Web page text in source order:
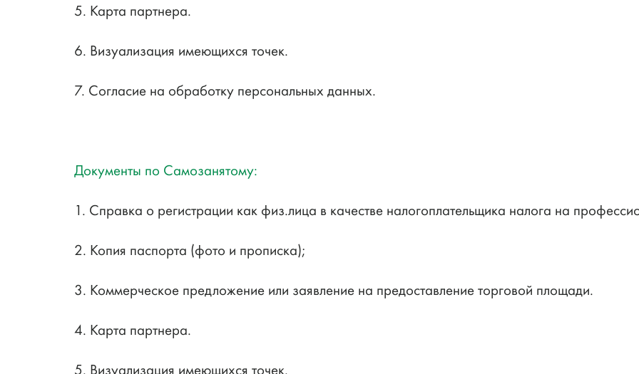
5. Карта партнера.
6. Визуализация имеющихся точек.
7. Согласие на обработку персональных данных.
Документы по Самозанятому:
1. Справка о регистрации как физ.лица в качестве налогоплательщика налога на
2. Копия паспорта (фото и прописка);
3. Коммерческое предложение или заявление на предоставление торговой площади.
4. Карта партнера.
5. Визуализация имеющихся точек.